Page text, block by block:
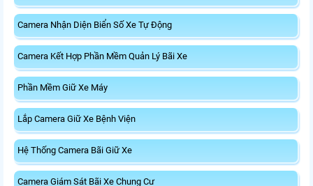
Camera Nhận Diện Biển Số Xe Tự Động
Camera Kết Hợp Phần Mềm Quản Lý Bãi Xe
Phần Mềm Giữ Xe Máy
Lắp Camera Giữ Xe Bệnh Viện
Hệ Thống Camera Bãi Giữ Xe
Camera Giám Sát Bãi Xe Chung Cư